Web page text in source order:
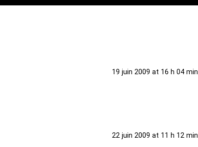
19 juin 2009 at 16 h 04 min
22 juin 2009 at 11 h 12 min